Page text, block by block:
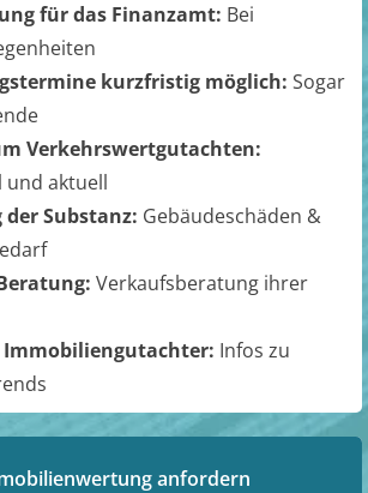
für das Finanzamt: Bei
kurzfristig möglich: Sogar
Verkehrswertgutachten:
und aktuell
Substanz: Gebäudeschäden &
Verkaufsberatung ihrer
Immobiliengutachter: Infos zu
anfordern